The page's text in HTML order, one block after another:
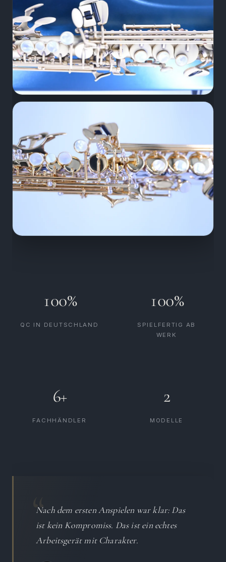
100%
QC IN DEUTSCHLAND
100%
SPIELFERTIG AB
WERK
6+
FACHHÄNDLER
2
MODELLE
Nach dem ersten Anspielen war klar: Das
ist kein Kompromiss. Das ist ein echtes
Arbeitsgerät mit Charakter.